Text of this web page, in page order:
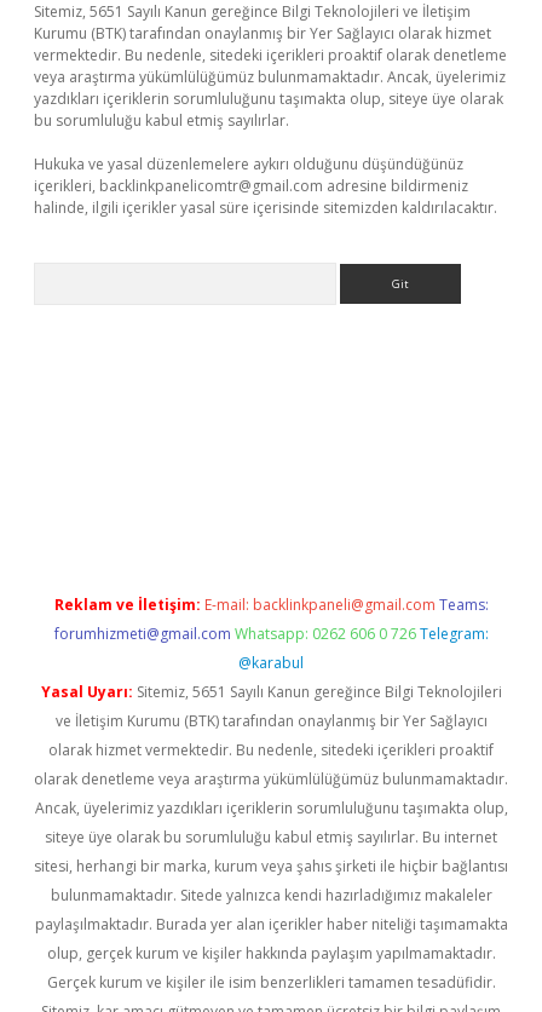
Sitemiz, 5651 Sayılı Kanun gereğince Bilgi Teknolojileri ve İletişim
Kurumu (BTK) tarafından onaylanmış bir Yer Sağlayıcı olarak hizmet
vermektedir. Bu nedenle, sitedeki içerikleri proaktif olarak denetleme
veya araştırma yükümlülüğümüz bulunmamaktadır. Ancak, üyelerimiz
yazdıkları içeriklerin sorumluluğunu taşımakta olup, siteye üye olarak
bu sorumluluğu kabul etmiş sayılırlar.
Hukuka ve yasal düzenlemelere aykırı olduğunu düşündüğünüz
içerikleri, backlinkpanelicomtr@gmail.com adresine bildirmeniz
halinde, ilgili içerikler yasal süre içerisinde sitemizden kaldırılacaktır.
Reklam ve İletişim: E-mail: backlinkpaneli@gmail.com Teams:
forumhizmeti@gmail.com Whatsapp: 0262 606 0 726 Telegram:
@karabul
Yasal Uyarı: Sitemiz, 5651 Sayılı Kanun gereğince Bilgi Teknolojileri
ve İletişim Kurumu (BTK) tarafından onaylanmış bir Yer Sağlayıcı
olarak hizmet vermektedir. Bu nedenle, sitedeki içerikleri proaktif
olarak denetleme veya araştırma yükümlülüğümüz bulunmamaktadır.
Ancak, üyelerimiz yazdıkları içeriklerin sorumluluğunu taşımakta olup,
siteye üye olarak bu sorumluluğu kabul etmiş sayılırlar. Bu internet
sitesi, herhangi bir marka, kurum veya şahıs şirketi ile hiçbir bağlantısı
bulunmamaktadır. Sitede yalnızca kendi hazırladığımız makaleler
paylaşılmaktadır. Burada yer alan içerikler haber niteliği taşımamakta
olup, gerçek kurum ve kişiler hakkında paylaşım yapılmamaktadır.
Gerçek kurum ve kişiler ile isim benzerlikleri tamamen tesadüfidir.